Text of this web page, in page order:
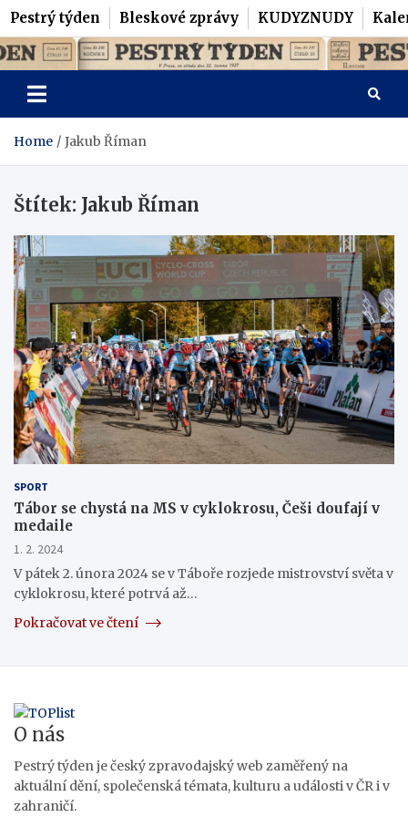
Pestrý týden Bleskové zprávy KUDYZNUDY
Skip
to
content
Pestrý Týden
Home Jakub Říman
Štítek: Jakub Říman
SPORT
Tábor se chystá na MS v cyklokrosu, Češi doufají v
medaile
1. 2. 2024
V pátek 2. února 2024 se v Táboře rozjede mistrovství světa v
cyklokrosu, které potrvá až…
Pokračovat ve čtení
O nás
Pestrý týden je český zpravodajský web zaměřený na
aktuální dění, společenská témata, kulturu a události v ČR i v
zahraničí.